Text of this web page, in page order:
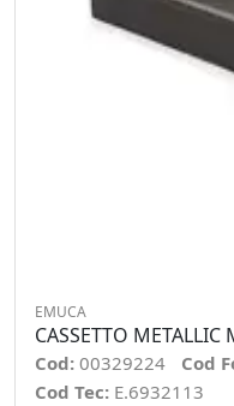
EMUCA
CASSETTO
Cod: 00329224 Cod
Cod Tec: E.6932113